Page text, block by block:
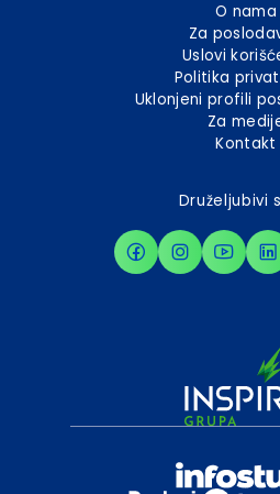
O nama
Za
Uslovi
Politika
Uklonjeni profili
Za
Kontakt
Druželjubivi